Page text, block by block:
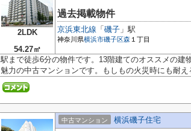
2LDK
54.27㎡
過去掲載物件
京浜東北線 「 磯子 」駅
神奈川県横浜市磯子区森 １丁目
駅まで徒歩6分の物件です。13階建てのオススメの
魅力の中古マンションです。もしもの火災時にも耐
中古マンション 横浜磯子住宅